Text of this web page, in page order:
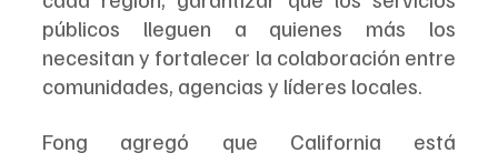
públicos lleguen a quienes más los
necesitan y fortalecer la colaboración entre
comunidades, agencias y líderes locales.
Fong agregó que California está